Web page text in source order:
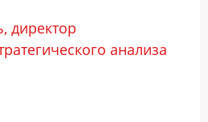
директор
анализа